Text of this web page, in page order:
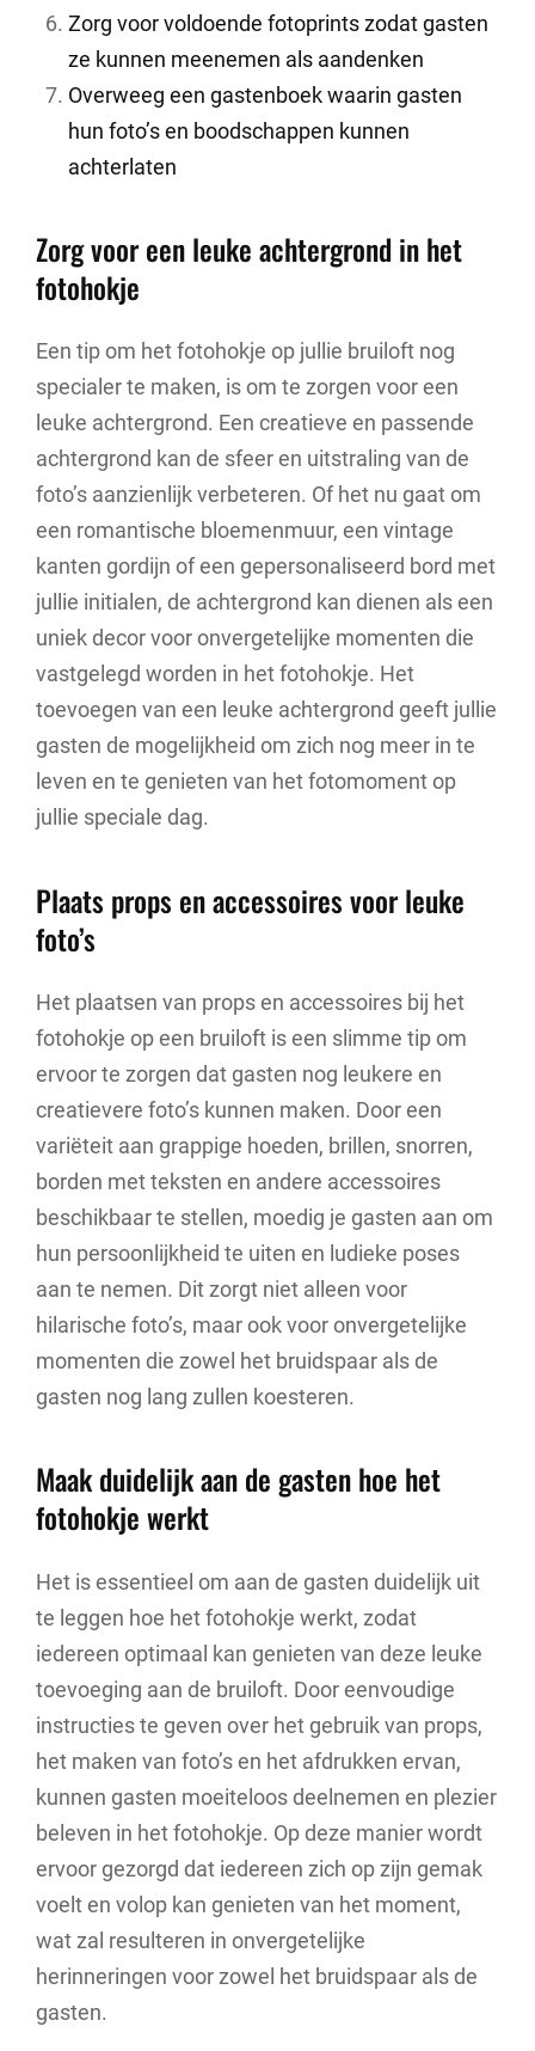
Zorg voor voldoende fotoprints zodat gasten
ze kunnen meenemen als aandenken
Overweeg een gastenboek waarin gasten
hun foto’s en boodschappen kunnen
achterlaten
Zorg voor een leuke achtergrond in het
fotohokje
Een tip om het fotohokje op jullie bruiloft nog
specialer te maken, is om te zorgen voor een
leuke achtergrond. Een creatieve en passende
achtergrond kan de sfeer en uitstraling van de
foto’s aanzienlijk verbeteren. Of het nu gaat om
een romantische bloemenmuur, een vintage
kanten gordijn of een gepersonaliseerd bord met
jullie initialen, de achtergrond kan dienen als een
uniek decor voor onvergetelijke momenten die
vastgelegd worden in het fotohokje. Het
toevoegen van een leuke achtergrond geeft jullie
gasten de mogelijkheid om zich nog meer in te
leven en te genieten van het fotomoment op
jullie speciale dag.
Plaats props en accessoires voor leuke
foto’s
Het plaatsen van props en accessoires bij het
fotohokje op een bruiloft is een slimme tip om
ervoor te zorgen dat gasten nog leukere en
creatievere foto’s kunnen maken. Door een
variëteit aan grappige hoeden, brillen, snorren,
borden met teksten en andere accessoires
beschikbaar te stellen, moedig je gasten aan om
hun persoonlijkheid te uiten en ludieke poses
aan te nemen. Dit zorgt niet alleen voor
hilarische foto’s, maar ook voor onvergetelijke
momenten die zowel het bruidspaar als de
gasten nog lang zullen koesteren.
Maak duidelijk aan de gasten hoe het
fotohokje werkt
Het is essentieel om aan de gasten duidelijk uit
te leggen hoe het fotohokje werkt, zodat
iedereen optimaal kan genieten van deze leuke
toevoeging aan de bruiloft. Door eenvoudige
instructies te geven over het gebruik van props,
het maken van foto’s en het afdrukken ervan,
kunnen gasten moeiteloos deelnemen en plezier
beleven in het fotohokje. Op deze manier wordt
ervoor gezorgd dat iedereen zich op zijn gemak
voelt en volop kan genieten van het moment,
wat zal resulteren in onvergetelijke
herinneringen voor zowel het bruidspaar als de
gasten.